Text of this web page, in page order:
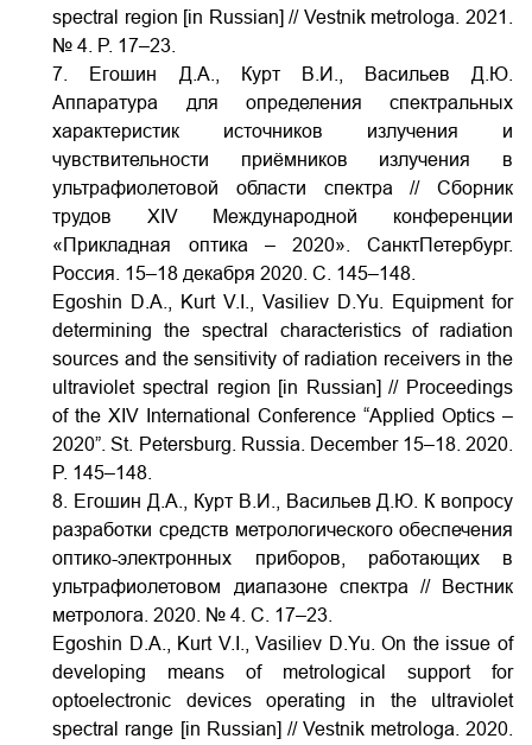
spectral region [in Russian] // Vestnik metrologa. 2021.
№ 4. P. 17–23.
7. Егошин Д.А., Курт В.И., Васильев Д.Ю.
Аппаратура для определения спектральных
характеристик источников излучения и
чувствительности приёмников излучения в
ультрафиолетовой области спектра // Сборник
трудов XIV Международной конференции
«Прикладная оптика – 2020». СанктПетербург.
Россия. 15–18 декабря 2020. С. 145–148.
Egoshin D.A., Kurt V.I., Vasiliev D.Yu. Equipment for
determining the spectral characteristics of radiation
sources and the sensitivity of radiation receivers in the
ultraviolet spectral region [in Russian] // Proceedings
of the XIV International Conference “Applied Optics –
2020”. St. Petersburg. Russia. December 15–18. 2020.
P. 145–148.
8. Егошин Д.А., Курт В.И., Васильев Д.Ю. К вопросу
разработки средств метрологического обеспечения
оптико-электронных приборов, работающих в
ультрафиолетовом диапазоне спектра // Вестник
метролога. 2020. № 4. С. 17–23.
Egoshin D.A., Kurt V.I., Vasiliev D.Yu. On the issue of
developing means of metrological support for
optoelectronic devices operating in the ultraviolet
spectral range [in Russian] // Vestnik metrologa. 2020.